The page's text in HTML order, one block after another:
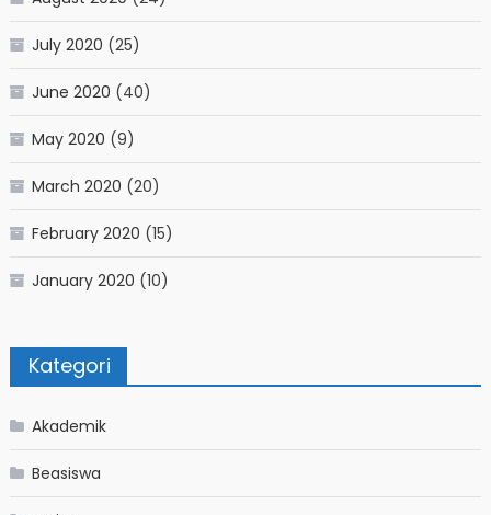
July 2020 (25)
June 2020 (40)
May 2020 (9)
March 2020 (20)
February 2020 (15)
January 2020 (10)
Kategori
Akademik
Beasiswa